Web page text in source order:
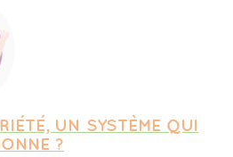
UN SYSTÈME QUI
?